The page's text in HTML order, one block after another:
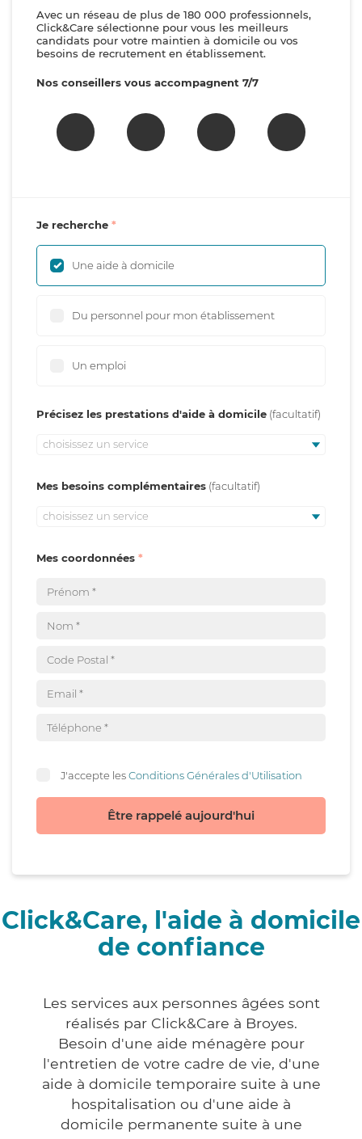
Avec un réseau de plus de 180 000 professionnels,
Click&Care sélectionne pour vous les meilleurs
candidats pour votre maintien à domicile ou vos
besoins de recrutement en établissement.
Nos conseillers vous accompagnent 7/7
Je recherche
Une aide à domicile
Du personnel pour mon établissement
Un emploi
Précisez les prestations d'aide à domicile
choisissez un service
Mes besoins complémentaires
choisissez un service
Mes coordonnées
J'accepte lesConditions Générales d'Utilisation
Être rappelé aujourd'hui
Click&Care, l'aide à domicile
de confiance
Les services aux personnes âgées sont
réalisés par Click&Care à Broyes.
Besoin d'une aide ménagère pour
l'entretien de votre cadre de vie, d'une
aide à domicile temporaire suite à une
hospitalisation ou d'une aide à
domicile permanente suite à une